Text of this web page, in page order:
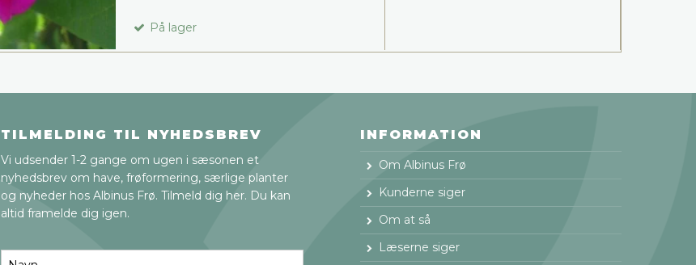
På lager
TILMELDING TIL NYHEDSBREV
Vi udsender 1-2 gange om ugen i sæsonen et
nyhedsbrev om have, frøformering, særlige planter
og nyheder hos Albinus Frø. Tilmeld dig her. Du kan
altid framelde dig igen.
INFORMATION
Om Albinus Frø
Kunderne siger
Om at så
Læserne siger